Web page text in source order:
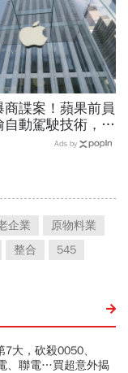
商諜案！蘋果前員
自動駕駛技術，投
Ads by
企業
原物料業
整合 545
大，砍殺0050、
、聯電…買超意外揭